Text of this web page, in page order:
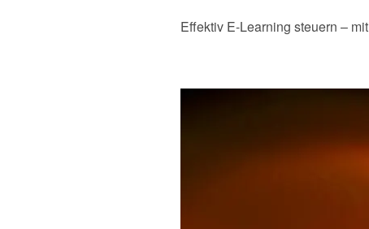
Effektiv E-Learning steuern –